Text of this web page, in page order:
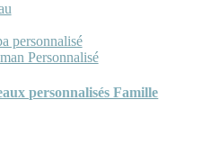
personnalisé
Personnalisé
personnalisés Famille